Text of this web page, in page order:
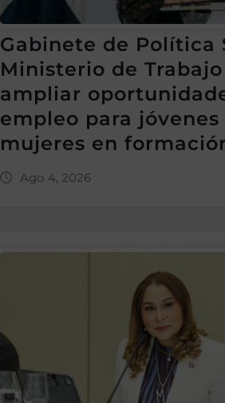
Gabinete de Política
Ministerio de
ampliar
empleo para jóvenes
mujeres en
Ago 4, 2026